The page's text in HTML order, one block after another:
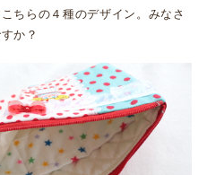
ちらの４種のデザイン。みなさ
か？